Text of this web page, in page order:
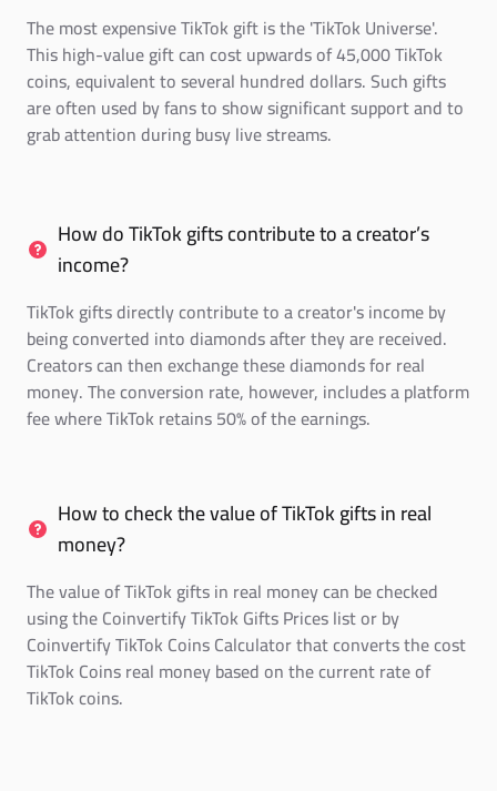
The most expensive TikTok gift is the 'TikTok Universe'.
This high-value gift can cost upwards of 45,000 TikTok
coins, equivalent to several hundred dollars. Such gifts
are often used by fans to show significant support and to
grab attention during busy live streams.
How do TikTok gifts contribute to a creator’s
income?
TikTok gifts directly contribute to a creator's income by
being converted into diamonds after they are received.
Creators can then exchange these diamonds for real
money. The conversion rate, however, includes a platform
fee where TikTok retains 50% of the earnings.
How to check the value of TikTok gifts in real
money?
The value of TikTok gifts in real money can be checked
using the Coinvertify TikTok Gifts Prices list or by
Coinvertify TikTok Coins Calculator that converts the cost
TikTok Coins real money based on the current rate of
TikTok coins.